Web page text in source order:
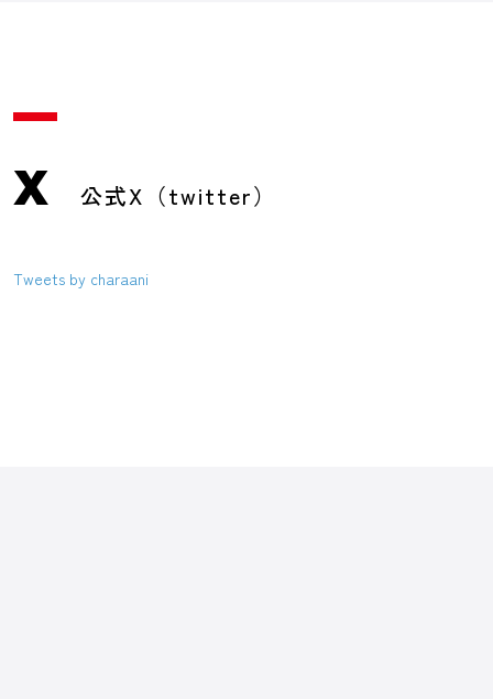
X 公式X（twitter）
Tweets by charaani